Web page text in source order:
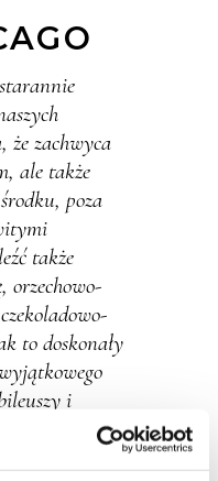
że zachwyca
ale także
poza
także
orzechowo-
to doskonały
i